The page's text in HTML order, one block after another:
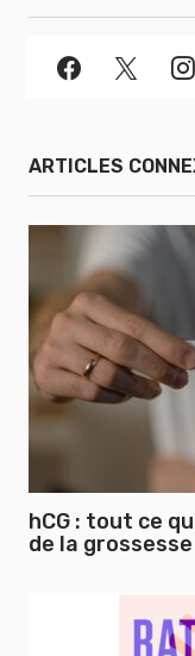
ARTICLES
hCG : tout ce
de la